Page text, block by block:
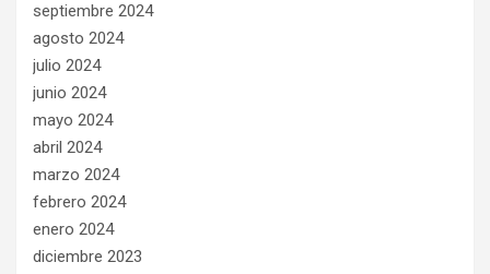
septiembre 2024
agosto 2024
julio 2024
junio 2024
mayo 2024
abril 2024
marzo 2024
febrero 2024
enero 2024
diciembre 2023